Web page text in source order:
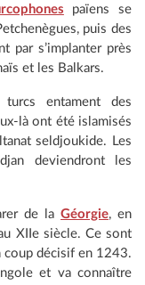
païens se
puis des
par s’implanter près
et les Balkars.
turcs entament des
là ont été islamisés
seldjoukide. Les
deviendront les
de la Géorgie, en
XIIe siècle. Ce sont
décisif en 1243.
et va connaître